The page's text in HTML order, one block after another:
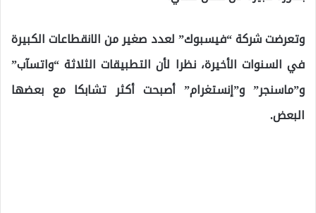
وتعرضت شركة “فيسبوك” لعدد صغير من الانقطاعات الكبيرة
في السنوات الأخيرة، نظرا لأن التطبيقات الثلاثة “واتسآب”
و”ماسنجر” و”إنستغرام” أصبحت أكثر تشابكا مع بعضها
البعض.